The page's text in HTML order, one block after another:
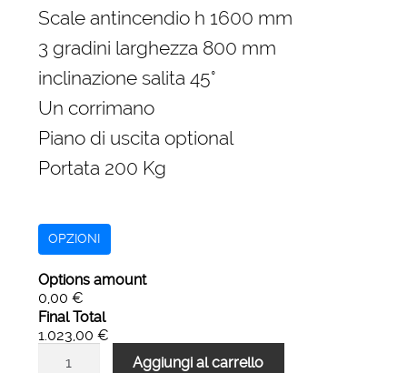
originale
era:
1.516,00 €.
attuale
Scale antincendio h 1600 mm
3 gradini larghezza 800 mm
inclinazione salita 45°
Un corrimano
Piano di uscita optional
Portata 200 Kg
OPZIONI
Options amount
0,00 €
Final Total
1.023,00 €
Aggiungi al carrello